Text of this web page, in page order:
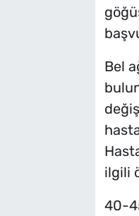
Bel
ilgili
40-